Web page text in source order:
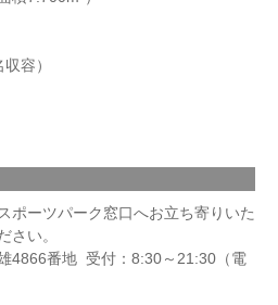
容）
ポーツパーク窓口へお立ち寄りいた
さい。
4866番地 受付：8:30～21:30（電